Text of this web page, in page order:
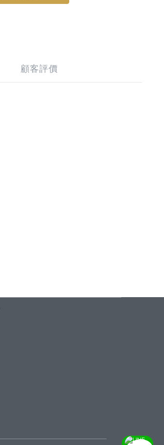
顧客評價